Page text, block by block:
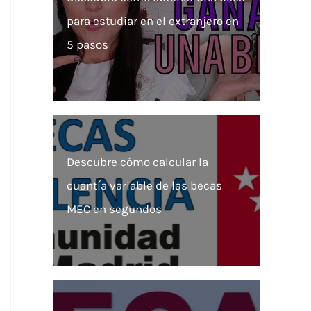
para estudiar en el extranjero en
5 pasos
Descubre cómo calcular la
cuantía variable de las becas
MEC en segundos